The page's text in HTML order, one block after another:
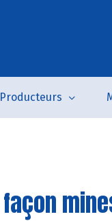
Producteurs